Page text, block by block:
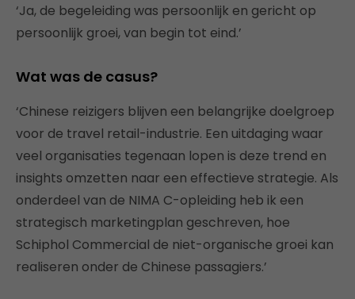
‘Ja, de begeleiding was persoonlijk en gericht op
persoonlijk groei, van begin tot eind.’
Wat was de casus?
‘Chinese reizigers blijven een belangrijke doelgroep
voor de travel retail-industrie. Een uitdaging waar
veel organisaties tegenaan lopen is deze trend en
insights omzetten naar een effectieve strategie. Als
onderdeel van de NIMA C-opleiding heb ik een
strategisch marketingplan geschreven, hoe
Schiphol Commercial de niet-organische groei kan
realiseren onder de Chinese passagiers.’